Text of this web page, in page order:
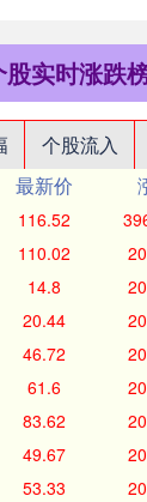
股实时涨跌
个股流入
最新价
116.52
110.02
14.8
20.44
46.72
61.6
83.62
49.67
53.33